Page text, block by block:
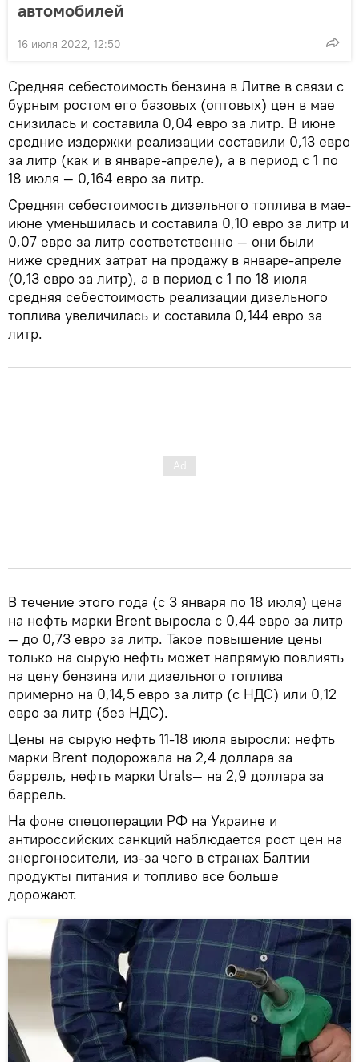
автомобилей
16 июля 2022, 12:50
Средняя себестоимость бензина в Литве в связи с
бурным ростом его базовых (оптовых) цен в мае
снизилась и составила 0,04 евро за литр. В июне
средние издержки реализации составили 0,13 евро
за литр (как и в январе-апреле), а в период с 1 по
18 июля — 0,164 евро за литр.
Средняя себестоимость дизельного топлива в мае-
июне уменьшилась и составила 0,10 евро за литр и
0,07 евро за литр соответственно — они были
ниже средних затрат на продажу в январе-апреле
(0,13 евро за литр), а в период с 1 по 18 июля
средняя себестоимость реализации дизельного
топлива увеличилась и составила 0,144 евро за
литр.
В течение этого года (с 3 января по 18 июля) цена
на нефть марки Brent выросла с 0,44 евро за литр
— до 0,73 евро за литр. Такое повышение цены
только на сырую нефть может напрямую повлиять
на цену бензина или дизельного топлива
примерно на 0,14,5 евро за литр (с НДС) или 0,12
евро за литр (без НДС).
Цены на сырую нефть 11-18 июля выросли: нефть
марки Brent подорожала на 2,4 доллара за
баррель, нефть марки Urals— на 2,9 доллара за
баррель.
На фоне спецоперации РФ на Украине и
антироссийских санкций наблюдается рост цен на
энергоносители, из-за чего в странах Балтии
продукты питания и топливо все больше
дорожают.